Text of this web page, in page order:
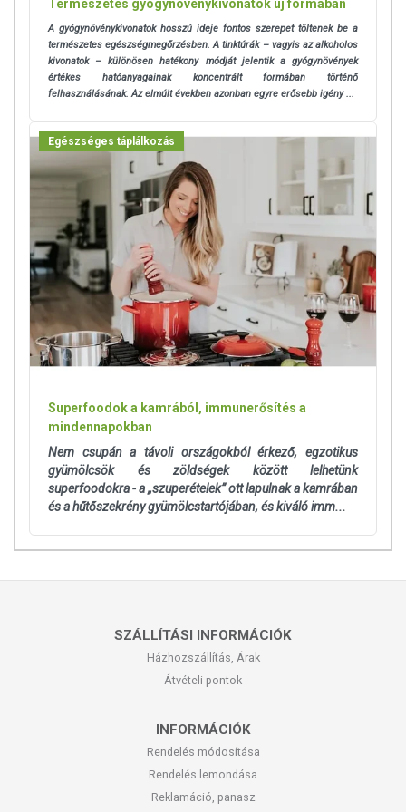
Természetes gyógynövénykivonatok új formában
A gyógynövénykivonatok hosszú ideje fontos szerepet töltenek be a
természetes egészségmegőrzésben. A tinktúrák – vagyis az alkoholos
kivonatok – különösen hatékony módját jelentik a gyógynövények
értékes hatóanyagainak koncentrált formában történő
felhasználásának.Az elmúlt években azonban egyre erősebb igény ...
Egészséges táplálkozás
Superfoodok a kamrából, immunerősítés a
mindennapokban
Nem csupán a távoli országokból érkező, egzotikus
gyümölcsök és zöldségek között lelhetünk
superfoodokra - a „szuperételek” ott lapulnak a kamrában
és a hűtőszekrény gyümölcstartójában, és kiváló imm...
SZÁLLÍTÁSI INFORMÁCIÓK
Házhozszállítás, Árak
Átvételi pontok
INFORMÁCIÓK
Rendelés módosítása
Rendelés lemondása
Reklamáció, panasz